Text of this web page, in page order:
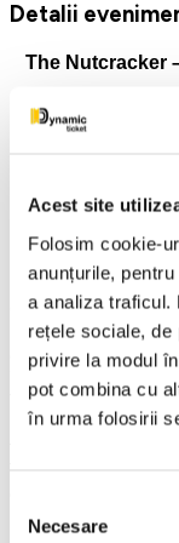
Acest site
Folosim cookie-
anunțurile,
a analiza traficul.
rețele sociale,
privire la modul
pot combina cu
în urma folosirii
consimțământului
Necesare
Detalii
The Nutcracker
"Teodor
One of the most
returns to the
emotion and
7:00 PM, at the
Turnu Severin,
magic of winter by
imagination